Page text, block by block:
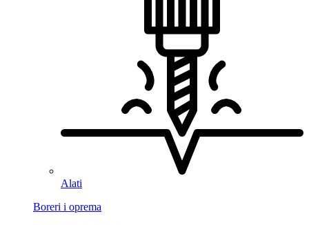
Alati
Boreri i oprema